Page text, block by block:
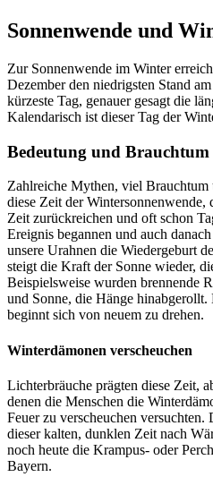
Sonnenwende und
Zur Sonnenwende im Winter
Dezember den niedrigsten Stand
kürzeste Tag, genauer gesagt die
Kalendarisch ist dieser Tag der
Bedeutung und Brauchtum
Zahlreiche Mythen, viel
diese Zeit der
Zeit zurückreichen und oft schon
Ereignis begannen und auch
unsere Urahnen die Wiedergeburt
steigt die Kraft der Sonne wieder,
Beispielsweise wurden brennende
und Sonne, die Hänge hinabgerollt.
beginnt sich von neuem zu drehen.
Winterdämonen verscheuchen
Lichterbräuche prägten diese Zeit,
denen die Menschen die
Feuer zu verscheuchen versuchten.
dieser kalten, dunklen Zeit nach
noch heute die Krampus- oder
Bayern.